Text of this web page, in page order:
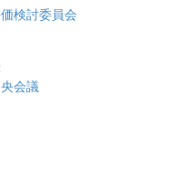
検討委員会
会議